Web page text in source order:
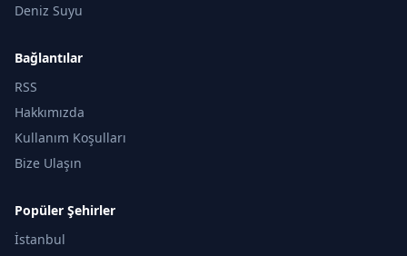
Deniz Suyu
Bağlantılar
RSS
Hakkımızda
Kullanım Koşulları
Bize Ulaşın
Popüler Şehirler
İstanbul